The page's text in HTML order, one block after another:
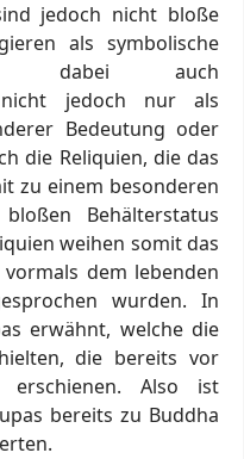
jedoch nicht bloße
als symbolische
dabei auch
nicht jedoch nur als
Bedeutung oder
die Reliquien, die das
zu einem besonderen
Behälterstatus
weihen somit das
dem lebenden
wurden. In
erwähnt, welche die
die bereits vor
erschienen. Also ist
bereits zu Buddha